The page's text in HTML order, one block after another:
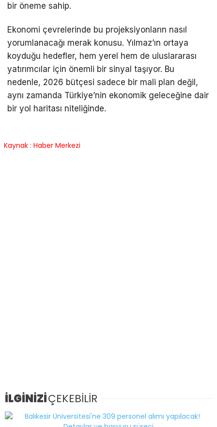
bir öneme sahip.
Ekonomi çevrelerinde bu projeksiyonların nasıl
yorumlanacağı merak konusu. Yılmaz’ın ortaya
koyduğu hedefler, hem yerel hem de uluslararası
yatırımcılar için önemli bir sinyal taşıyor. Bu
nedenle, 2026 bütçesi sadece bir mali plan değil,
aynı zamanda Türkiye’nin ekonomik geleceğine dair
bir yol haritası niteliğinde.
Kaynak : Haber Merkezi
İLGİNİZİÇEKEBİLİR